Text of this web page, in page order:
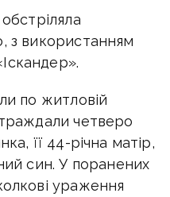
з використанням
по житловій
четверо
її 44-річна матір,
син. У поранених
ураження